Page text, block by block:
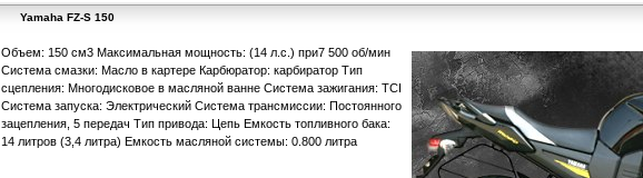
Yamaha FZ-S 150
Объем: 150 см3 Максимальная мощность: (14 л.с.) при7 500 об/мин
Система смазки: Масло в картере Карбюратор: карбиратор Тип
сцепления: Многодисковое в масляной ванне Система зажигания: TCI
Система запуска: Электрический Система трансмиссии: Постоянного
зацепления, 5 передач Тип привода: Цепь Емкость топливного бака:
14 литров (3,4 литра) Емкость масляной системы: 0.800 литра